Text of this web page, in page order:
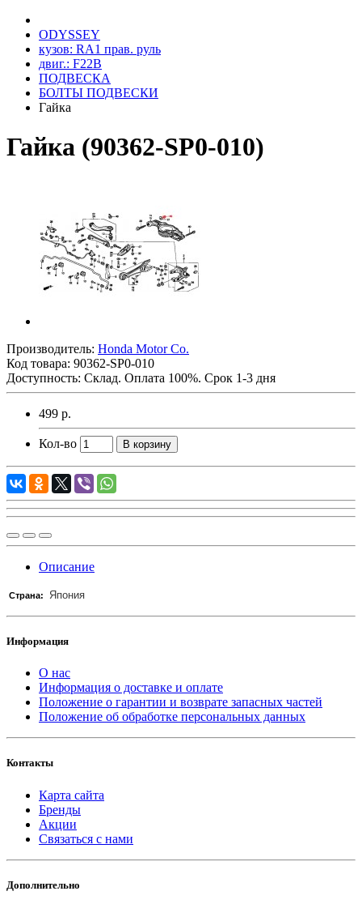
ODYSSEY
кузов: RA1 прав. руль
двиг.: F22B
ПОДВЕСКА
БОЛТЫ ПОДВЕСКИ
Гайка
Гайка (90362-SP0-010)
Производитель: Honda Motor Co.
Код товара: 90362-SP0-010
Доступность: Склад. Оплата 100%. Срок 1-3 дня
499 р.
Кол-во В корзину
Описание
Страна: Япония
Информация
О нас
Информация о доставке и оплате
Положение о гарантии и возврате запасных частей
Положение об обработке персональных данных
Контакты
Карта сайта
Бренды
Акции
Связаться с нами
Дополнительно